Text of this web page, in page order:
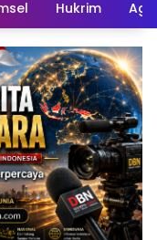
Hukrim